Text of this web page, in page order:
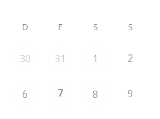
D F S S
30 31 1 2
6 7 8 9